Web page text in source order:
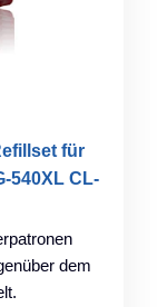
für
540XL CL-
dem